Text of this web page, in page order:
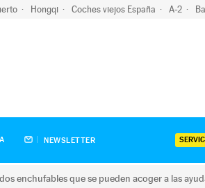
Hongqi Coches viejos España A-2
NEWSLETTER
enchufables que se pueden acoger a las